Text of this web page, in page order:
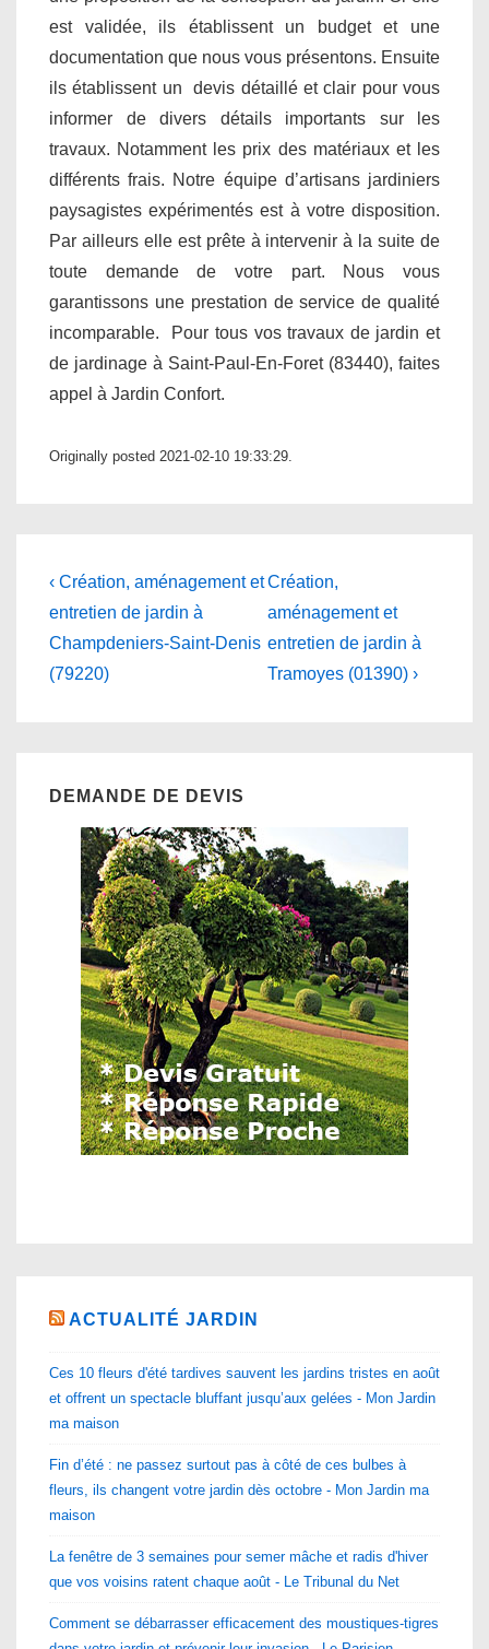
est validée, ils établissent un budget et une
documentation que nous vous présentons. Ensuite
ils établissent un devis détaillé et clair pour vous
informer de divers détails importants sur les
travaux. Notamment les prix des matériaux et les
différents frais. Notre équipe d’artisans jardiniers
paysagistes expérimentés est à votre disposition.
Par ailleurs elle est prête à intervenir à la suite de
toute demande de votre part. Nous vous
garantissons une prestation de service de qualité
incomparable. Pour tous vos travaux de jardin et
de jardinage à Saint-Paul-En-Foret (83440), faites
appel à Jardin Confort.
Originally posted 2021-02-10 19:33:29.
Navigation
de
l’article
Previous
Post
is
‹ Création, aménagement et
entretien de jardin à
Champdeniers-Saint-Denis
(79220)
Next
Post
is
Création,
aménagement et
entretien de jardin à
Tramoyes (01390) ›
DEMANDE DE DEVIS
ACTUALITÉ JARDIN
Ces 10 fleurs d'été tardives sauvent les jardins tristes en août
et offrent un spectacle bluffant jusqu’aux gelées - Mon Jardin
ma maison
Fin d’été : ne passez surtout pas à côté de ces bulbes à
fleurs, ils changent votre jardin dès octobre - Mon Jardin ma
maison
La fenêtre de 3 semaines pour semer mâche et radis d'hiver
que vos voisins ratent chaque août - Le Tribunal du Net
Comment se débarrasser efficacement des moustiques-tigres